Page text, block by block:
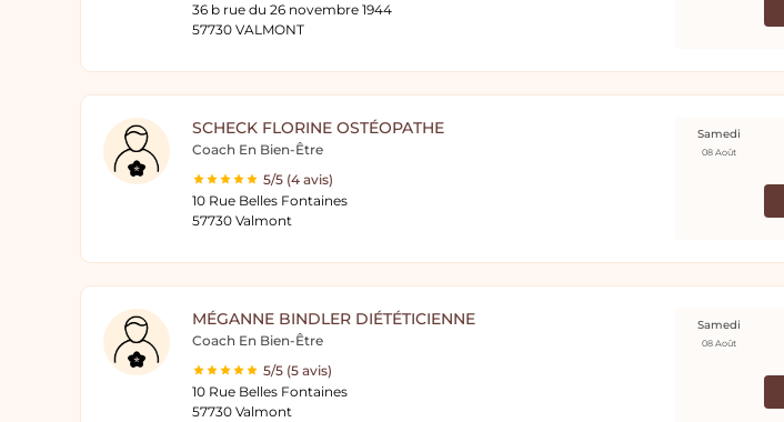
36 b rue du 26 novembre 1944
57730 VALMONT
SCHECK FLORINE OSTÉOPATHE
Coach En Bien-Être
5/5 (4 avis)
10 Rue Belles Fontaines
57730 Valmont
Samedi
08 Août
MÉGANNE BINDLER DIÉTÉTICIENNE
Coach En Bien-Être
5/5 (5 avis)
10 Rue Belles Fontaines
57730 Valmont
Samedi
08 Août